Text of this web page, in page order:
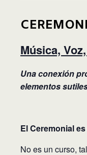
Música,
Una conexión
elementos
El Ceremonial
No es un curso,